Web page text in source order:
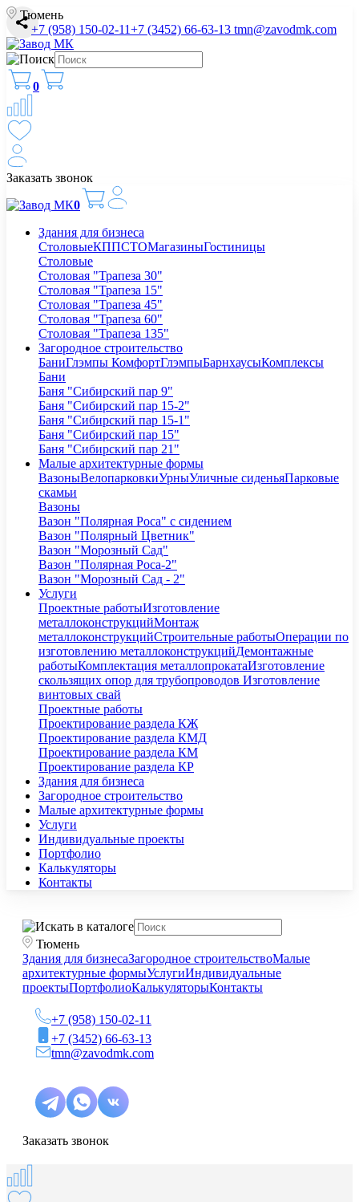
Тюмень
+7 (958) 150-02-11+7 (3452) 66-63-13 tmn@zavodmk.com
0
Заказать звонок
0
Здания для бизнеса
СтоловыеКППСТОМагазиныГостиницы
Столовые
Столовая "Трапеза 30"
Столовая "Трапеза 15"
Столовая "Трапеза 45"
Столовая "Трапеза 60"
Столовая "Трапеза 135"
Загородное строительство
БаниГлэмпы КомфортГлэмпыБарнхаусыКомплексы
Бани
Баня "Сибирский пар 9"
Баня "Сибирский пар 15-2"
Баня "Сибирский пар 15-1"
Баня "Сибирский пар 15"
Баня "Сибирский пар 21"
Малые архитектурные формы
ВазоныВелопарковкиУрныУличные сиденьяПарковые
скамьи
Вазоны
Вазон "Полярная Роса" с сидением
Вазон "Полярный Цветник"
Вазон "Морозный Сад"
Вазон "Полярная Роса-2"
Вазон "Морозный Сад - 2"
Услуги
Проектные работыИзготовление
металлоконструкцийМонтаж
металлоконструкцийСтроительные работыОперации по
изготовлению металлоконструкцийДемонтажные
работыКомплектация металлопрокатаИзготовление
скользящих опор для трубопроводов Изготовление
винтовых свай
Проектные работы
Проектирование раздела КЖ
Проектирование раздела КМД
Проектирование раздела КМ
Проектирование раздела КР
Здания для бизнеса
Загородное строительство
Малые архитектурные формы
Услуги
Индивидуальные проекты
Портфолио
Калькуляторы
Контакты
Тюмень
Здания для бизнесаЗагородное строительствоМалые
архитектурные формыУслугиИндивидуальные
проектыПортфолиоКалькуляторыКонтакты
+7 (958) 150-02-11
+7 (3452) 66-63-13
tmn@zavodmk.com
Заказать звонок